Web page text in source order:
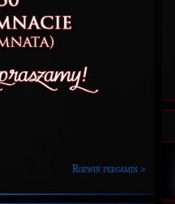
Rozwiń pergamin >